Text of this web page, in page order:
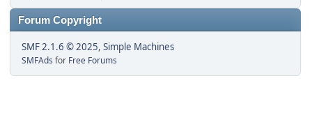
Forum Copyright
SMF 2.1.6 © 2025, Simple Machines
SMFAds for Free Forums